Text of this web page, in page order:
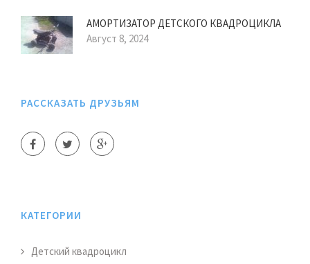
АМОРТИЗАТОР ДЕТСКОГО КВАДРОЦИКЛА
Август 8, 2024
РАССКАЗАТЬ ДРУЗЬЯМ
КАТЕГОРИИ
Детский квадроцикл